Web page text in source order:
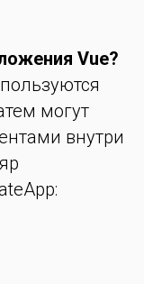
Vue?
могут
внутри